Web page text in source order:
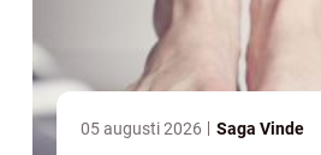
05 augusti 2026 Saga Vinde